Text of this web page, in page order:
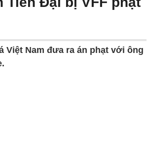
Việt Nam đưa ra án phạt với ông